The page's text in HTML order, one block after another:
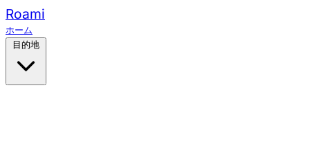
Roami
ホーム
目的地